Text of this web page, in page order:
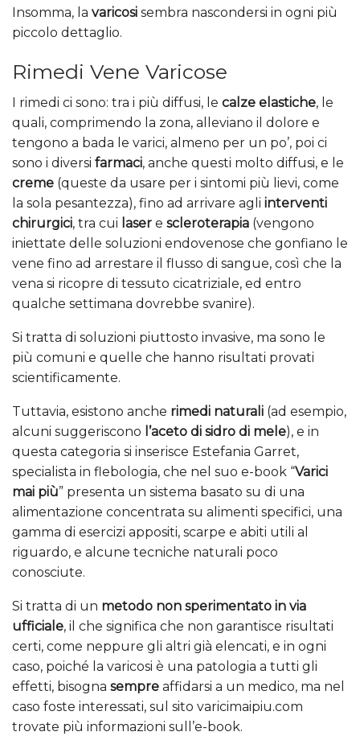
Insomma, la varicosi sembra nascondersi in ogni più
piccolo dettaglio.
Rimedi Vene Varicose
I rimedi ci sono: tra i più diffusi, le calze elastiche, le
quali, comprimendo la zona, alleviano il dolore e
tengono a bada le varici, almeno per un po’, poi ci
sono i diversi farmaci, anche questi molto diffusi, e le
creme (queste da usare per i sintomi più lievi, come
la sola pesantezza), fino ad arrivare agli interventi
chirurgici, tra cui laser e scleroterapia (vengono
iniettate delle soluzioni endovenose che gonfiano le
vene fino ad arrestare il flusso di sangue, così che la
vena si ricopre di tessuto cicatriziale, ed entro
qualche settimana dovrebbe svanire).
Si tratta di soluzioni piuttosto invasive, ma sono le
più comuni e quelle che hanno risultati provati
scientificamente.
Tuttavia, esistono anche rimedi naturali (ad esempio,
alcuni suggeriscono l’aceto di sidro di mele), e in
questa categoria si inserisce Estefania Garret,
specialista in flebologia, che nel suo e-book “Varici
mai più” presenta un sistema basato su di una
alimentazione concentrata su alimenti specifici, una
gamma di esercizi appositi, scarpe e abiti utili al
riguardo, e alcune tecniche naturali poco
conosciute.
Si tratta di un metodo non sperimentato in via
ufficiale, il che significa che non garantisce risultati
certi, come neppure gli altri già elencati, e in ogni
caso, poiché la varicosi è una patologia a tutti gli
effetti, bisogna sempre affidarsi a un medico, ma nel
caso foste interessati, sul sito varicimaipiu.com
trovate più informazioni sull’e-book.